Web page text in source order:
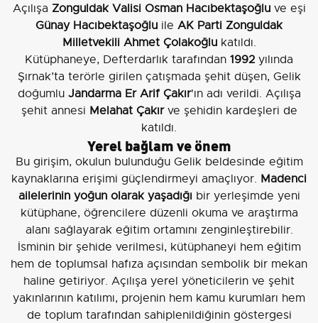
Açılışa Zonguldak Valisi Osman Hacıbektaşoğluve eşi
Günay Hacıbektaşoğlu ile AK Parti Zonguldak
Milletvekili Ahmet Çolakoğlukatıldı.
Kütüphaneye, Defterdarlık tarafından 1992 yılında
Şırnak’ta terörle girilen çatışmada şehit düşen, Gelik
doğumlu Jandarma Er Arif Çakır'ın adı verildi. Açılışa
şehit annesi Melahat Çakırve şehidin kardeşleri de
katıldı.
Yerel bağlam ve önem
Bu girişim, okulun bulunduğu Gelik beldesinde eğitim
kaynaklarına erişimi güçlendirmeyi amaçlıyor. Madenci
ailelerinin yoğun olarak yaşadığı bir yerleşimde yeni
kütüphane, öğrencilere düzenli okuma ve araştırma
alanı sağlayarak eğitim ortamını zenginleştirebilir.
İsminin bir şehide verilmesi, kütüphaneyi hem eğitim
hem de toplumsal hafıza açısından sembolik bir mekan
haline getiriyor. Açılışa yerel yöneticilerin ve şehit
yakınlarının katılımı, projenin hem kamu kurumları hem
de toplum tarafından sahiplenildiğinin göstergesi